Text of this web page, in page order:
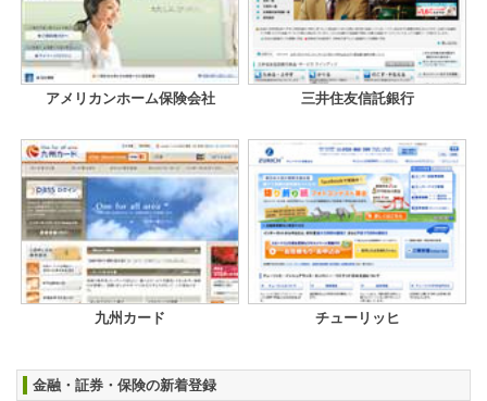
アメリカンホーム保険会社 三井住友信託銀行
九州カード チューリッヒ
金融・証券・保険の新着登録